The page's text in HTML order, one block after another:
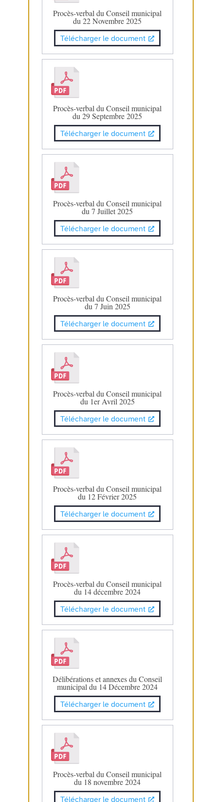
Procès-verbal du Conseil municipal
du 22 Novembre 2025
Télécharger le document
Procès-verbal du Conseil municipal
du 29 Septembre 2025
Télécharger le document
Procès-verbal du Conseil municipal
du 7 Juillet 2025
Télécharger le document
Procès-verbal du Conseil municipal
du 7 Juin 2025
Télécharger le document
Procès-verbal du Conseil municipal
du 1er Avril 2025
Télécharger le document
Procès-verbal du Conseil municipal
du 12 Février 2025
Télécharger le document
Procès-verbal du Conseil municipal
du 14 décembre 2024
Télécharger le document
Délibérations et annexes du Conseil
municipal du 14 Décembre 2024
Télécharger le document
Procès-verbal du Conseil municipal
du 18 novembre 2024
Télécharger le document